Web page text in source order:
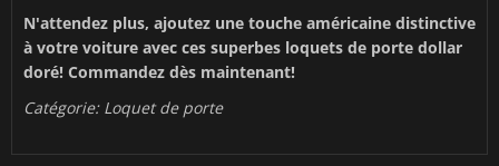
N'attendez plus, ajoutez une touche américaine distinctive
à votre voiture avec ces superbes loquets de porte dollar
doré! Commandez dès maintenant!
Catégorie: Loquet de porte